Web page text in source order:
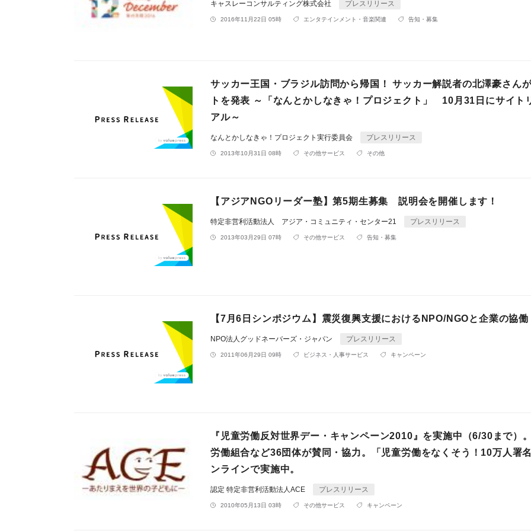
キャスレーコンサルティング株式会社 プレスリリース
2016年11月22日 05時 エンタテインメント・音楽関連 告知・募集
サッカー王国・ブラジル訪問から帰国！ サッカー解説者の北澤豪さん
トを発表 ～「なんとかしなきゃ！プロジェクト」 10月31日にサイト
アル～
なんとかしなきゃ！プロジェクト実行委員会 プレスリリース
2013年10月31日 08時 その他サービス その他
【アジアNGOリーダー塾】第5期生募集 説明会を開催します！
特定非営利活動法人 アジア・コミュニティ・センター21 プレスリリース
2013年03月29日 07時 その他サービス 告知・募集
【7月6日シンポジウム】震災復興支援におけるNPO/NGOと企業の協働
NPO法人グッドネーバーズ・ジャパン プレスリリース
2011年06月29日 09時 ビジネス・人事サービス キャンペーン
『児童労働反対世界デー・キャンペーン2010』を実施中（6/30まで）
労働組合など36団体が賛同・協力。「児童労働をなくそう！10万人署
ンラインで実施中。
認定 特定非営利活動法人ACE プレスリリース
2010年05月13日 03時 その他サービス キャンペーン